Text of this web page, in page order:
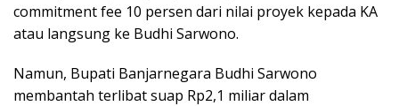
commitment fee 10 persen dari nilai proyek kepada KA
atau langsung ke Budhi Sarwono.
Namun, Bupati Banjarnegara Budhi Sarwono
membantah terlibat suap Rp2,1 miliar dalam